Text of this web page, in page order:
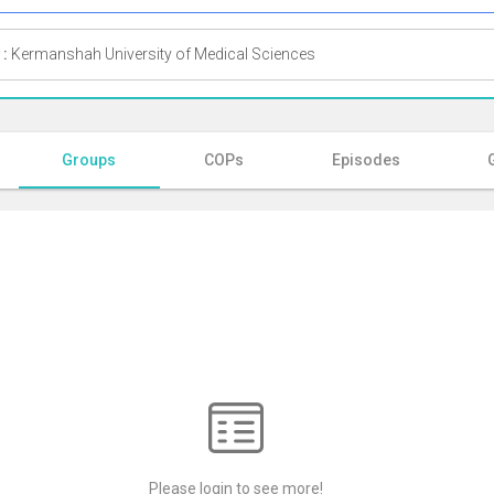
Kermanshah University of Medical Sciences
Groups COPs Episodes
Please login to see more!